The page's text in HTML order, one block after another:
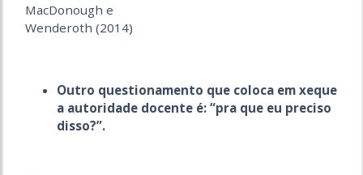
MacDonough e
Wenderoth (2014)
Outro questionamento que coloca em xeque
a autoridade docente é: “pra que eu preciso
disso?”.